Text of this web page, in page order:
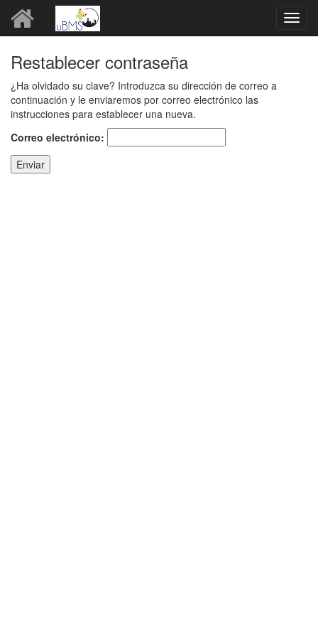
Restablecer contraseña
¿Ha olvidado su clave? Introduzca su dirección de correo a
continuación y le enviaremos por correo electrónico las
instrucciones para establecer una nueva.
Correo electrónico:
Enviar